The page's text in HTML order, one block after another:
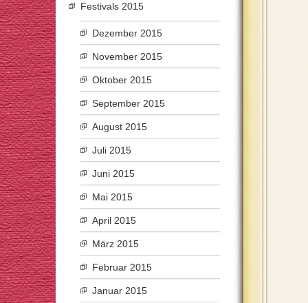
Festivals 2015
Dezember 2015
November 2015
Oktober 2015
September 2015
August 2015
Juli 2015
Juni 2015
Mai 2015
April 2015
März 2015
Februar 2015
Januar 2015